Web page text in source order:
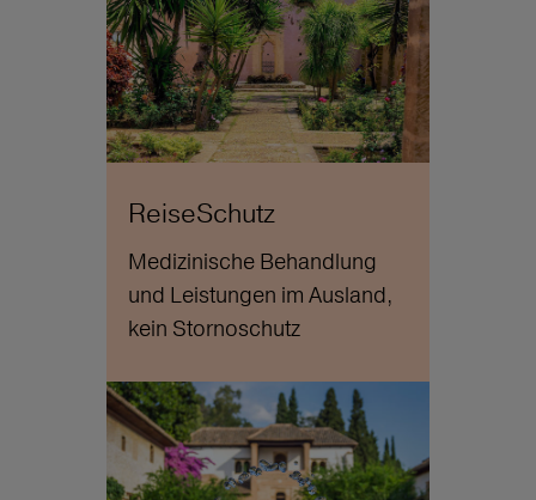
ReiseSchutz
Medizinische Behandlung
und Leistungen im Ausland,
kein Stornoschutz